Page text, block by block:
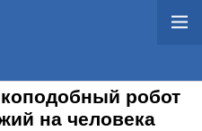
робот
на человека